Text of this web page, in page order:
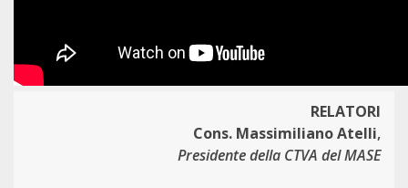
RELATORI
Cons. Massimiliano Atelli,
Presidente della CTVA del MASE